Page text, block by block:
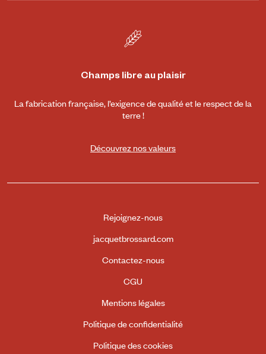
Champs libre au plaisir
La fabrication française, l’exigence de qualité et le respect de la
terre !
Découvrez nos valeurs
Rejoignez-nous
jacquetbrossard.com
Contactez-nous
CGU
Mentions légales
Politique de confidentialité
Politique des cookies